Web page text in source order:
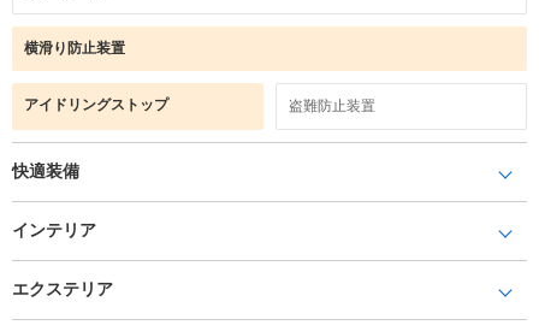
横滑り防止装置
アイドリングストップ 盗難防止装置
快適装備
インテリア
エクステリア